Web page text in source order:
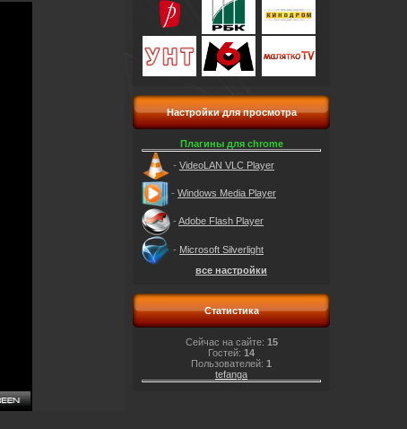
Настройки для просмотра
Плагины для chrome
- VideoLAN VLC Player
- Windows Media Player
- Adobe Flash Player
- Microsoft Silverlight
все настройки
Статистика
Сейчас на сайте: 15
Гостей: 14
Пользователей: 1
tefanga